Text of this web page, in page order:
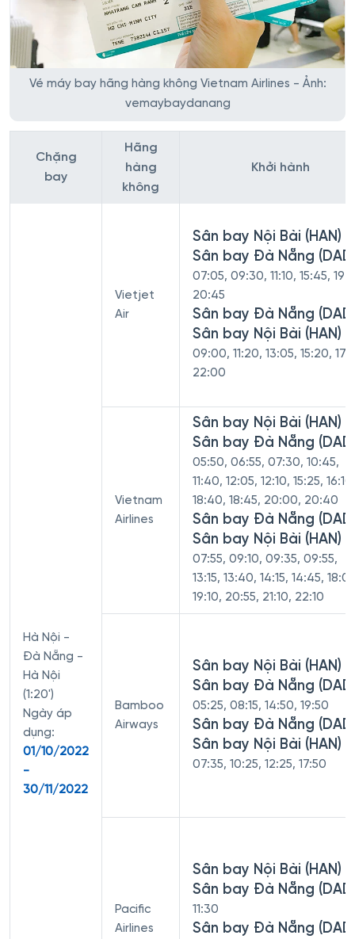
Vé máy bay hãng hàng không Vietnam Airlines - Ảnh:
vemaybaydanang
Chặng
bay
Hãng
hàng
không
Khởi hành
Hà Nội -
Đà Nẵng -
Hà Nội
(1:20')
Ngày áp
dụng:
01/10/2022
-
30/11/2022
Vietjet
Air
Sân bay Nội Bài (HAN) -
Sân bay Đà Nẵng
07:05, 09:30, 11:10, 15:45,
20:45
Sân bay Đà Nẵng
Sân bay Nội Bài (HAN)
09:00, 11:20, 13:05, 15:20,
22:00
Vietnam
Airlines
Sân bay Nội Bài (HAN) -
Sân bay Đà Nẵng
05:50, 06:55, 07:30, 10:45,
11:40, 12:05, 12:10, 15:25, 16:10,
18:40, 18:45, 20:00, 20:40
Sân bay Đà Nẵng
Sân bay Nội Bài (HAN)
07:55, 09:10, 09:35, 09:55,
13:15, 13:40, 14:15, 14:45,
19:10, 20:55, 21:10, 22:10
Bamboo
Airways
Sân bay Nội Bài (HAN) -
Sân bay Đà Nẵng
05:25, 08:15, 14:50, 19:50
Sân bay Đà Nẵng
Sân bay Nội Bài (HAN)
07:35, 10:25, 12:25, 17:50
Pacific
Airlines
Sân bay Nội Bài (HAN) -
Sân bay Đà Nẵng
11:30
Sân bay Đà Nẵng